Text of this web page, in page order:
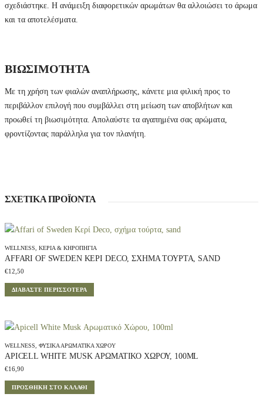
3
q
a
n
t
t
y
σχεδιάστηκε. Η ανάμειξη διαφορετικών αρωμάτων θα αλλοιώσει το άρωμα
και τα αποτελέσματα.
ΒΙΩΣΙΜΟΤΗΤΑ
Με τη χρήση των φιαλών αναπλήρωσης, κάνετε μια φιλική προς το
περιβάλλον επιλογή που συμβάλλει στη μείωση των αποβλήτων και
προωθεί τη βιωσιμότητα. Απολαύστε τα αγαπημένα σας αρώματα,
φροντίζοντας παράλληλα για τον πλανήτη.
ΣΧΕΤΙΚΆ ΠΡΟΪΌΝΤΑ
WELLNESS ΚΕΡΙΆ & ΚΗΡΟΠΉΓΙΑ
AFFARI OF SWEDEN ΚΕΡΊ DECO, ΣΧΉΜΑ ΤΟΎΡΤΑ, SAND
€12,50
ΔΙΑΒΆΣΤΕ ΠΕΡΙΣΣΌΤΕΡΑ
WELLNESS ΦΥΣΙΚΆ ΑΡΩΜΑΤΙΚΆ ΧΏΡΟΥ
APICELL WHITE MUSK ΑΡΩΜΑΤΙΚΌ ΧΏΡΟΥ, 100ML
€16,90
ΠΡΟΣΘΉΚΗ ΣΤΟ ΚΑΛΆΘΙ